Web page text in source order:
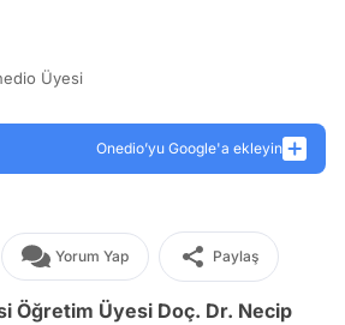
Üyesi
Onedio’yu Google'a ekleyin
Yorum Yap Paylaş
Öğretim Üyesi Doç. Dr. Necip